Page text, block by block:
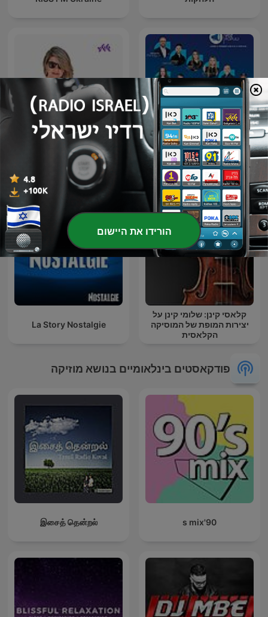
Humor Voz Populi BLU מדינה בדרך עם הדר מרקס
קלאסי קינן: שלומי קינן על
יצירות המופת של המוסיקה
הקלאסית
La Story Nostalgie
פודקאסטים בינלאומיים בנושא מוזיקה
90's mix
இசைத் தென்றல்
הורידו את היישום